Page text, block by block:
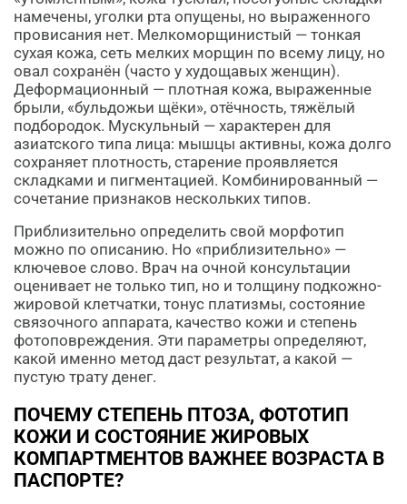
намечены, уголки рта опущены, но выраженного
провисания нет. Мелкоморщинистый — тонкая
сухая кожа, сеть мелких морщин по всему лицу, но
овал сохранён (часто у худощавых женщин).
Деформационный — плотная кожа, выраженные
брыли, «бульдожьи щёки», отёчность, тяжёлый
подбородок. Мускульный — характерен для
азиатского типа лица: мышцы активны, кожа долго
сохраняет плотность, старение проявляется
складками и пигментацией. Комбинированный —
сочетание признаков нескольких типов.
Приблизительно определить свой морфотип
можно по описанию. Но «приблизительно» —
ключевое слово. Врач на очной консультации
оценивает не только тип, но и толщину подкожно-
жировой клетчатки, тонус платизмы, состояние
связочного аппарата, качество кожи и степень
фотоповреждения. Эти параметры определяют,
какой именно метод даст результат, а какой —
пустую трату денег.
ПОЧЕМУ СТЕПЕНЬ ПТОЗА, ФОТОТИП
КОЖИ И СОСТОЯНИЕ ЖИРОВЫХ
КОМПАРТМЕНТОВ ВАЖНЕЕ ВОЗРАСТА В
ПАСПОРТЕ?